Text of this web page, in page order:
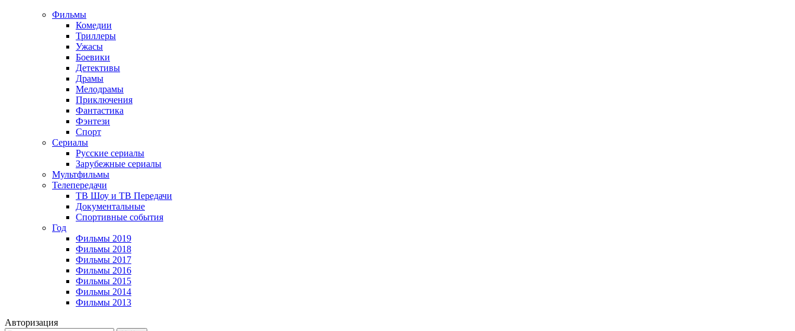
Фильмы
Комедии
Триллеры
Ужасы
Боевики
Детективы
Драмы
Мелодрамы
Приключения
Фантастика
Фэнтези
Спорт
Сериалы
Русские сериалы
Зарубежные сериалы
Мультфильмы
Телепередачи
ТВ Шоу и ТВ Передачи
Документальные
Спортивные события
Год
Фильмы 2019
Фильмы 2018
Фильмы 2017
Фильмы 2016
Фильмы 2015
Фильмы 2014
Фильмы 2013
Авторизация